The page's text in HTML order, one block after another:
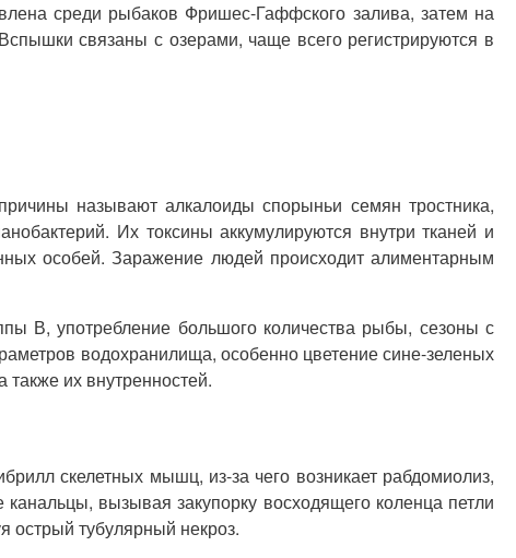
среди рыбаков Фришес-Гаффского залива, затем на
связаны с озерами, чаще всего регистрируются в
называют алкалоиды спорыньи семян тростника,
Их токсины аккумулируются внутри тканей и
особей. Заражение людей происходит алиментарным
В, употребление большого количества рыбы, сезоны с
водохранилища, особенно цветение сине-зеленых
их внутренностей.
скелетных мышц, из-за чего возникает рабдомиолиз,
вызывая закупорку восходящего коленца петли
острый тубулярный некроз.